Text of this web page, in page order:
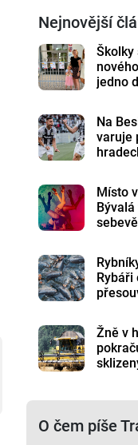
Nejnovější
Školky
jedno
Na
varuje
Místo
Rybáři
Žně v
O čem píše